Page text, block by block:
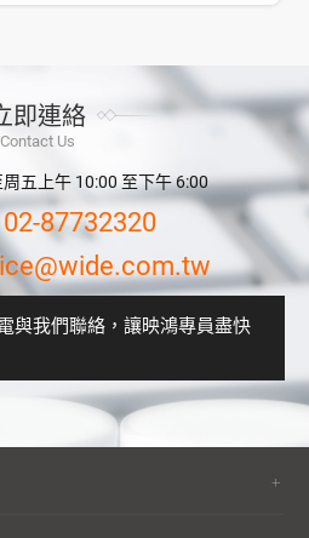
即連絡
Contact Us
周五上午 10:00 至下午 6:00
02-87732320
與我們聯絡，讓映鴻專員盡快